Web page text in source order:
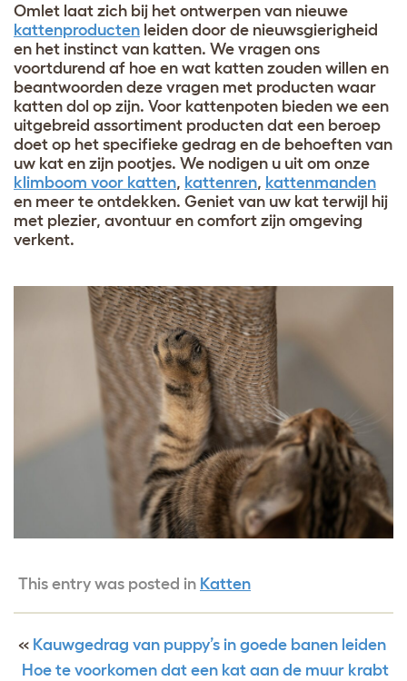
Omlet laat zich bij het ontwerpen van nieuwe
kattenproducten leiden door de nieuwsgierigheid
en het instinct van katten. We vragen ons
voortdurend af hoe en wat katten zouden willen en
beantwoorden deze vragen met producten waar
katten dol op zijn. Voor kattenpoten bieden we een
uitgebreid assortiment producten dat een beroep
doet op het specifieke gedrag en de behoeften van
uw kat en zijn pootjes. We nodigen u uit om onze
klimboom voor katten, kattenren, kattenmanden
en meer te ontdekken. Geniet van uw kat terwijl hij
met plezier, avontuur en comfort zijn omgeving
verkent.
This entry was posted in Katten
« Kauwgedrag van puppy’s in goede banen leiden
Hoe te voorkomen dat een kat aan de muur krabt